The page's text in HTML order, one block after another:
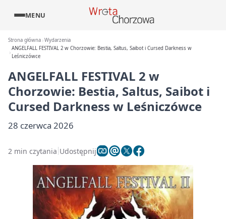
MENU
Strona główna Wydarzenia
ANGELFALL FESTIVAL 2 w Chorzowie: Bestia, Saltus, Saibot i Cursed Darkness w
Leśniczówce
ANGELFALL FESTIVAL 2 w
Chorzowie: Bestia, Saltus, Saibot i
Cursed Darkness w Leśniczówce
28 czerwca 2026
2 min czytania Udostępnij